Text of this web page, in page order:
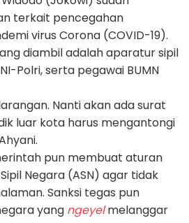
terkait pencegahan
virus Corona (COVID-19).
diambil adalah aparatur sipil
Polri, serta pegawai BUMN
Nanti akan ada surat
luar kota harus mengantongi
pun membuat aturan
Negara (ASN) agar tidak
Sanksi tegas pun
yang ngeyelmelanggar